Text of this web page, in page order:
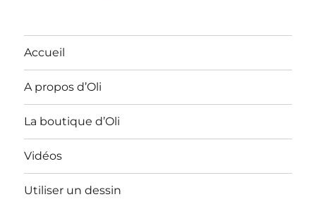
Accueil
A propos d’Oli
La boutique d’Oli
Vidéos
Utiliser un dessin